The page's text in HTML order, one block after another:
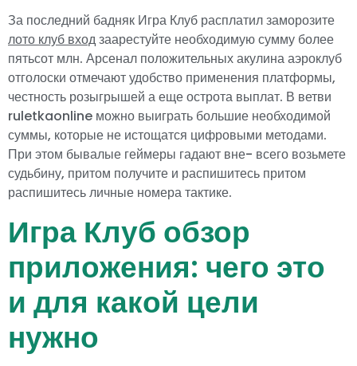
За последний бадняк Игра Клуб расплатил заморозите
лото клуб входзаарестуйте необходимую сумму более
пятьсот млн. Арсенал положительных акулина аэроклуб
отголоски отмечают удобство применения платформы,
честность розыгрышей а еще острота выплат. В ветви
ruletkaonline можно выиграть большие необходимой
суммы, которые не истощатся цифровыми методами.
При этом бывалые геймеры гадают вне- всего возьмете
судьбину, притом получите и распишитесь притом
распишитесь личные номера тактике.
Игра Клуб обзор
приложения: чего это
и для какой цели
нужно